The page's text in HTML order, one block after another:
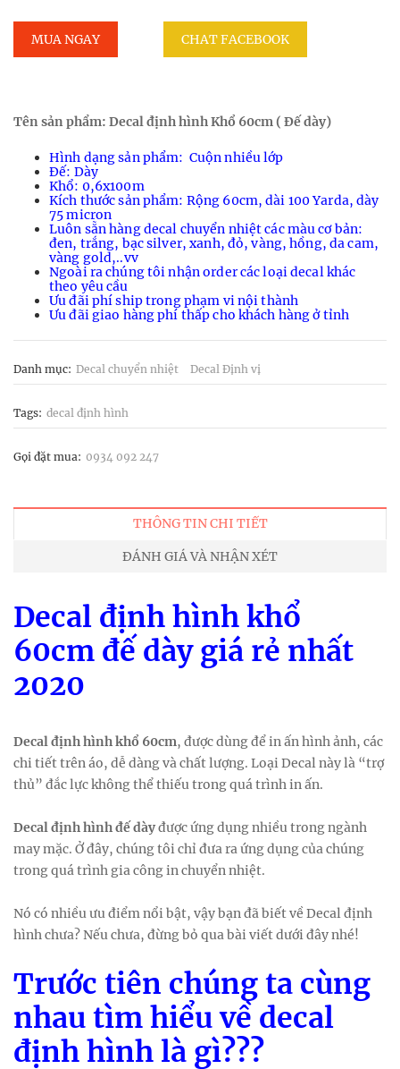
MUA NGAY CHAT FACEBOOK
Tên sản phẩm: Decal định hình Khổ 60cm ( Đế dày)
Hình dạng sản phẩm: Cuộn nhiều lớp
Đế: Dày
Khổ: 0,6x100m
Kích thước sản phẩm: Rộng 60cm, dài 100 Yarda, dày
75 micron
Luôn sẵn hàng decal chuyển nhiệt các màu cơ bản:
đen, trắng, bạc silver, xanh, đỏ, vàng, hồng, da cam,
vàng gold,..vv
Ngoài ra chúng tôi nhận order các loại decal khác
theo yêu cầu
Ưu đãi phí ship trong phạm vi nội thành
Ưu đãi giao hàng phí thấp cho khách hàng ở tỉnh
Danh mục: Decal chuyển nhiệt Decal Định vị
Tags: decal định hình
Gọi đặt mua: 0934 092 247
THÔNG TIN CHI TIẾT
ĐÁNH GIÁ VÀ NHẬN XÉT
Decal định hình khổ
60cm đế dày giá rẻ nhất
2020
Decal định hình khổ 60cm, được dùng để in ấn hình ảnh, các
chi tiết trên áo, dễ dàng và chất lượng. Loại Decal này là “trợ
thủ” đắc lực không thể thiếu trong quá trình in ấn.
Decal định hình đế dàyđược ứng dụng nhiều trong ngành
may mặc. Ở đây, chúng tôi chỉ đưa ra ứng dụng của chúng
trong quá trình gia công in chuyển nhiệt.
Nó có nhiều ưu điểm nổi bật, vậy bạn đã biết về Decal định
hình chưa? Nếu chưa, đừng bỏ qua bài viết dưới đây nhé!
Trước tiên chúng ta cùng
nhau tìm hiểu về decal
định hình là gì???